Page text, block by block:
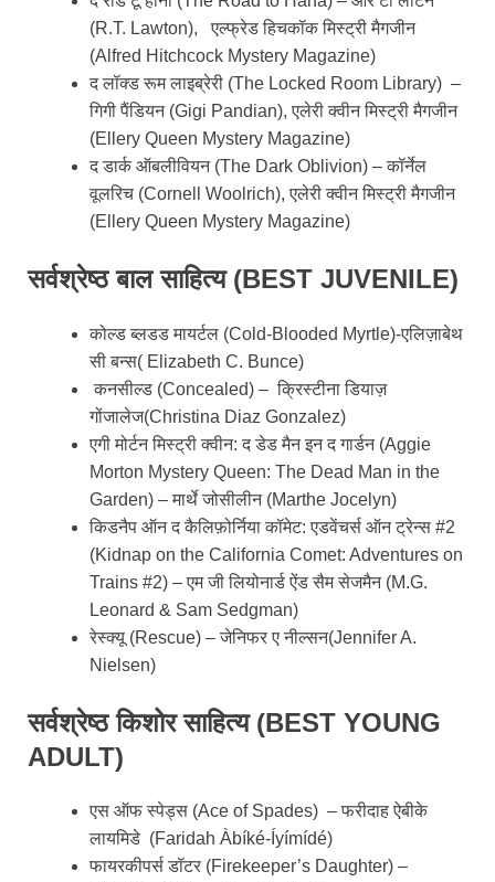
(R.T. Lawton), एल्फ्रेड हिचकॉक मिस्ट्री मैगजीन
(Alfred Hitchcock Mystery Magazine)
द लॉक्ड रूम लाइब्रेरी (The Locked Room Library) –
गिगी पैंडियन (Gigi Pandian), एलेरी क्वीन मिस्ट्री मैगजीन
(Ellery Queen Mystery Magazine)
द डार्क ऑबलीवियन (The Dark Oblivion) – कॉर्नेल
वूलरिच (Cornell Woolrich), एलेरी क्वीन मिस्ट्री मैगजीन
(Ellery Queen Mystery Magazine)
सर्वश्रेष्ठ बाल साहित्य (BEST JUVENILE)
कोल्ड ब्लडड मायर्टल (Cold-Blooded Myrtle)-एलिज़ाबेथ
सी बन्स( Elizabeth C. Bunce)
कनसील्ड (Concealed) – क्रिस्टीना डियाज़
गोंजालेज(Christina Diaz Gonzalez)
एगी मोर्टन मिस्ट्री क्वीन: द डेड मैन इन द गार्डन (Aggie
Morton Mystery Queen: The Dead Man in the
Garden) – मार्थे जोसीलीन (Marthe Jocelyn)
किडनैप ऑन द कैलिफ़ोर्निया कॉमेट: एडवेंचर्स ऑन ट्रेन्स #2
(Kidnap on the California Comet: Adventures on
Trains #2) – एम जी लियोनार्ड ऐंड सैम सेजमैन (M.G.
Leonard & Sam Sedgman)
रेस्क्यू (Rescue) – जेनिफर ए नील्सन(Jennifer A.
Nielsen)
सर्वश्रेष्ठ किशोर साहित्य (BEST YOUNG
ADULT)
एस ऑफ स्पेड्स (Ace of Spades) – फरीदाह ऐबीके
लायमिडे (Faridah Àbíké-Íyímídé)
फायरकीपर्स डॉटर (Firekeeper’s Daughter) –